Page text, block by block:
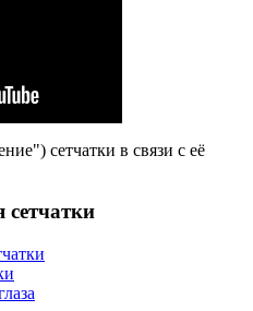
сетчатки в связи с её